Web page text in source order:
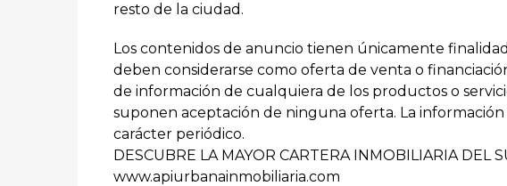
resto de la ciudad.
Los contenidos de anuncio tienen únicamente
deben considerarse como oferta de venta o
de información de cualquiera de los productos o
suponen aceptación de ninguna oferta. La
carácter periódico.
DESCUBRE LA MAYOR CARTERA INMOBILIARIA DEL
www.apiurbanainmobiliaria.com